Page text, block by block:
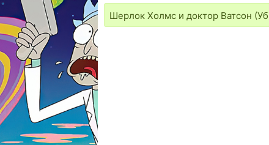
Шерлок Холмс и доктор Ватсон